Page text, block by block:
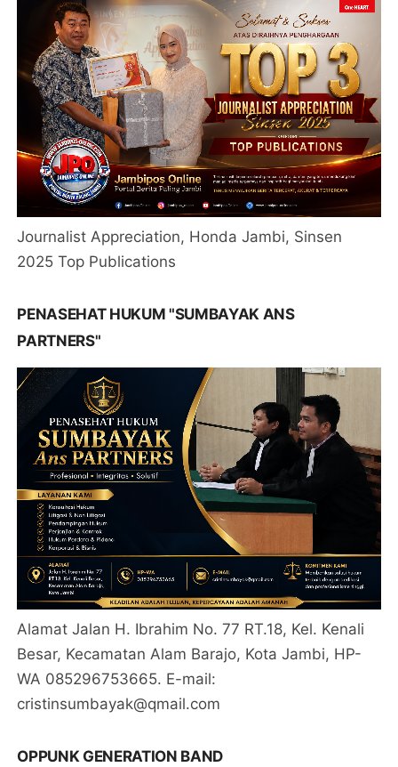
Journalist Appreciation, Honda Jambi, Sinsen
2025 Top Publications
PENASEHAT HUKUM "SUMBAYAK ANS
PARTNERS"
Alamat Jalan H. Ibrahim No. 77 RT.18, Kel. Kenali
Besar, Kecamatan Alam Barajo, Kota Jambi, HP-
WA 085296753665. E-mail:
cristinsumbayak@qmail.com
OPPUNK GENERATION BAND